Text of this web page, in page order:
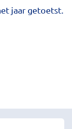
jaar getoetst.